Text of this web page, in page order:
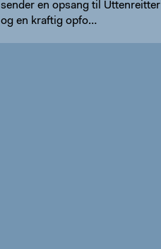
sender en opsang til Uttenreitter
og en kraftig opfo…